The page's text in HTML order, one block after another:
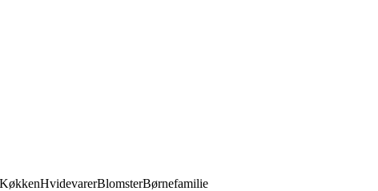
KøkkenHvidevarerBlomsterBørnefamilie